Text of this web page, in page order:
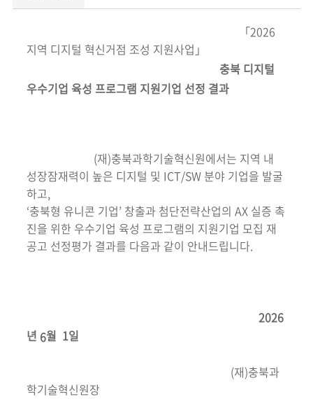
「2026
지역 디지털 혁신거점 조성 지원사업」
충북 디지털
우수기업 육성 프로그램 지원기업 선정 결과
(재)충북과학기술혁신원에서는 지역 내
성장잠재력이 높은 디지털 및 ICT/SW 분야 기업을 발굴
하고,
‘충북형 유니콘 기업’ 창출과 첨단전략산업의 AX 실증 촉
진을 위한 우수기업 육성 프로그램의 지원기업 모집 재
공고 선정평가 결과를 다음과 같이 안내드립니다.
2026
년 6월 1일
(재)충북과
학기술혁신원장